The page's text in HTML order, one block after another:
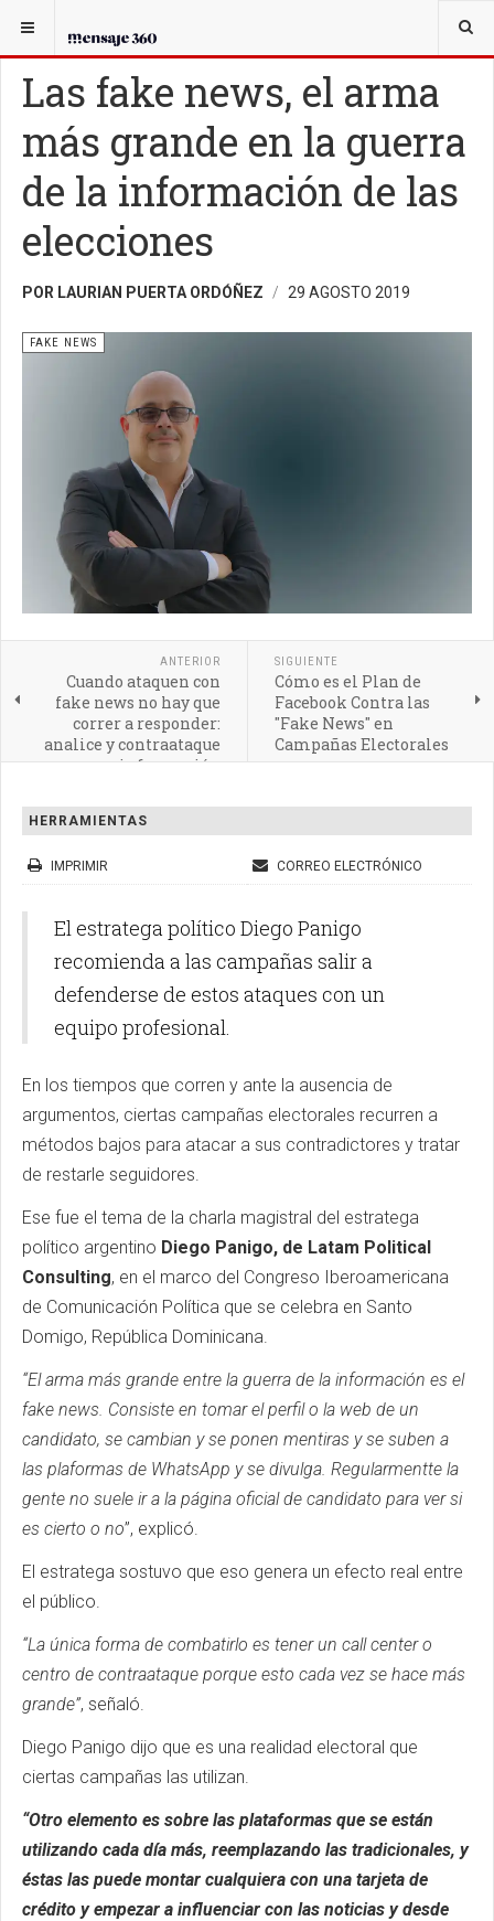
USTED ESTÁ AQUÍ:
Las fake news, el arma
más grande en la guerra
de la información de las
elecciones
POR LAURIAN PUERTA ORDÓÑEZ 29 AGOSTO 2019
FAKE NEWS
ANTERIOR
Cuando ataquen con
fake news no hay que
correr a responder:
analice y contraataque
con información
SIGUIENTE
Cómo es el Plan de
Facebook Contra las
"Fake News" en
Campañas Electorales
HERRAMIENTAS
IMPRIMIR CORREO ELECTRÓNICO
El estratega político Diego Panigo
recomienda a las campañas salir a
defenderse de estos ataques con un
equipo profesional.
En los tiempos que corren y ante la ausencia de
argumentos, ciertas campañas electorales recurren a
métodos bajos para atacar a sus contradictores y tratar
de restarle seguidores.
Ese fue el tema de la charla magistral del estratega
político argentino Diego Panigo, de Latam Political
Consulting, en el marco del Congreso Iberoamericana
de Comunicación Política que se celebra en Santo
Domigo, República Dominicana.
“El arma más grande entre la guerra de la información es el
fake news. Consiste en tomar el perfil o la web de un
candidato, se cambian y se ponen mentiras y se suben a
las plaformas de WhatsApp y se divulga. Regularmentte la
gente no suele ir a la página oficial de candidato para ver si
es cierto o no”, explicó.
El estratega sostuvo que eso genera un efecto real entre
el público.
“La única forma de combatirlo es tener un call center o
centro de contraataque porque esto cada vez se hace más
grande”, señaló.
Diego Panigo dijo que es una realidad electoral que
ciertas campañas las utilizan.
“Otro elemento es sobre las plataformas que se están
utilizando cada día más, reemplazando las tradicionales, y
éstas las puede montar cualquiera con una tarjeta de
crédito y empezar a influenciar con las noticias y desde